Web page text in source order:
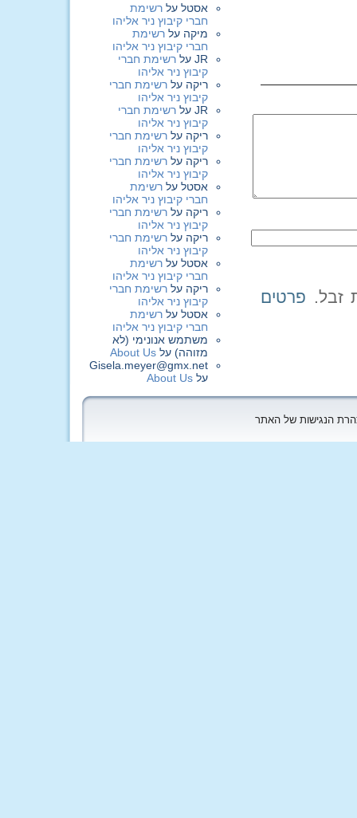
פרטים
אסטל על רשימת
חברי קיבוץ ניר אליהו
מיקה על רשימת
חברי קיבוץ ניר אליהו
JR על רשימת חברי
קיבוץ ניר אליהו
ריקה על רשימת חברי
קיבוץ ניר אליהו
JR על רשימת חברי
קיבוץ ניר אליהו
ריקה על רשימת חברי
קיבוץ ניר אליהו
ריקה על רשימת חברי
קיבוץ ניר אליהו
אסטל על רשימת
חברי קיבוץ ניר אליהו
ריקה על רשימת חברי
קיבוץ ניר אליהו
ריקה על רשימת חברי
קיבוץ ניר אליהו
אסטל על רשימת
חברי קיבוץ ניר אליהו
ריקה על רשימת חברי
קיבוץ ניר אליהו
אסטל על רשימת
חברי קיבוץ ניר אליהו
משתמש אנונימי (לא
מזוהה) על About Us
Gisela.meyer@gmx.net
על About Us
הנגישות של האתר